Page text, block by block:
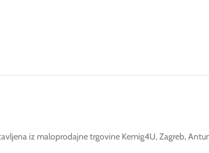
iz maloprodajne trgovine Kemig4U, Zagreb,